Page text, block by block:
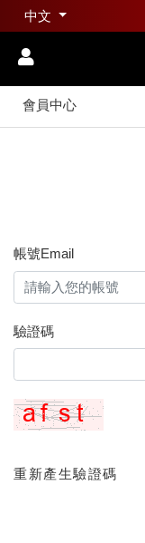
中文
會員中心
帳號Email
驗證碼
重新產生驗證碼